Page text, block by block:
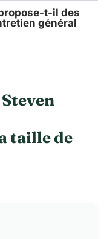
t-il des
général
taille de